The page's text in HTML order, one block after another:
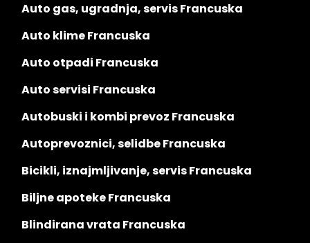
Auto gas, ugradnja, servis Francuska
Auto klime Francuska
Auto otpadi Francuska
Auto servisi Francuska
Autobuski i kombi prevoz Francuska
Autoprevoznici, selidbe Francuska
Bicikli, iznajmljivanje, servis Francuska
Biljne apoteke Francuska
Blindirana vrata Francuska